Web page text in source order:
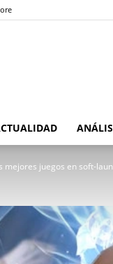
mejores juegos en soft-